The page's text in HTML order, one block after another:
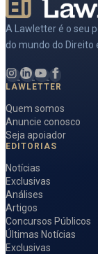
A Lawletter é o seu
do mundo do Direito
LAWLETTER
Quem somos
Anuncie conosco
Seja apoiador
EDITORIAS
Notícias
Exclusivas
Análises
Artigos
Concursos Públicos
Últimas Notícias
Exclusivas